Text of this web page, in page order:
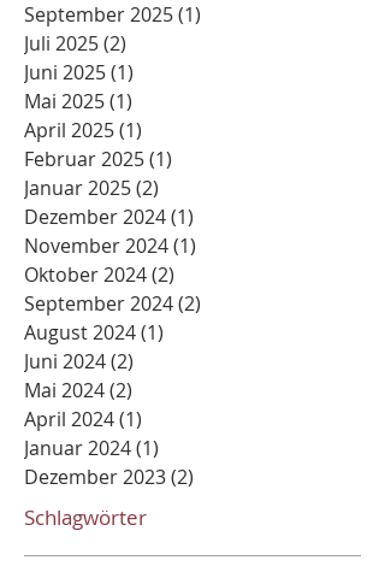
September 2025(1)
Juli 2025(2)
Juni 2025(1)
Mai 2025(1)
April 2025(1)
Februar 2025(1)
Januar 2025(2)
Dezember 2024(1)
November 2024(1)
Oktober 2024(2)
September 2024(2)
August 2024(1)
Juni 2024(2)
Mai 2024(2)
April 2024(1)
Januar 2024(1)
Dezember 2023(2)
Schlagwörter